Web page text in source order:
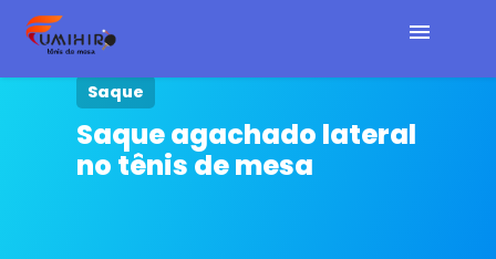
Home
Cursos e E-book
Saque
Saque agachado lateral
no tênis de mesa